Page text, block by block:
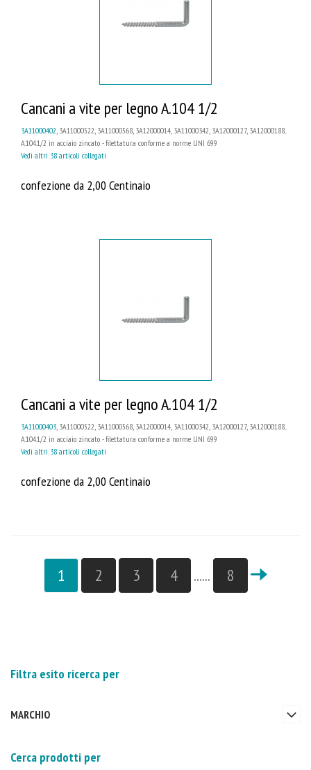
Cancani a vite per legno A.104 1/2
3A11000402 , 3A11000522, 3A11000568, 3A12000014, 3A11000342, 3A12000127, 3A12000188...
A.104.1/2 in acciaio zincato - filettatura conforme a norme UNI 699
Vedi altri 38 articoli collegati
confezione da 2,00 Centinaio
Cancani a vite per legno A.104 1/2
3A11000403, 3A11000522, 3A11000568, 3A12000014, 3A11000342, 3A12000127, 3A12000188...
A.104.1/2 in acciaio zincato - filettatura conforme a norme UNI 699
Vedi altri 38 articoli collegati
confezione da 2,00 Centinaio
1 2 3 4 ...... 8
Filtra esito ricerca per
MARCHIO
Cerca prodotti per